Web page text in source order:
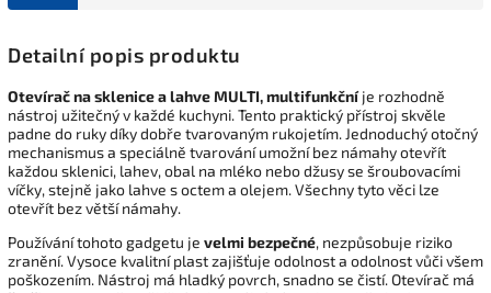
Detailní popis produktu
Otevírač na sklenice a lahve MULTI, multifunkčníje rozhodně
nástroj užitečný v každé kuchyni. Tento praktický přístroj skvěle
padne do ruky díky dobře tvarovaným rukojetím. Jednoduchý otočný
mechanismus a speciálně tvarování umožní bez námahy otevřít
každou sklenici, lahev, obal na mléko nebo džusy se šroubovacími
víčky, stejně jako lahve s octem a olejem. Všechny tyto věci lze
otevřít bez větší námahy.
Používání tohoto gadgetu je velmi bezpečné, nezpůsobuje riziko
zranění. Vysoce kvalitní plast zajišťuje odolnost a odolnost vůči všem
poškozením. Nástroj má hladký povrch, snadno se čistí. Otevírač má